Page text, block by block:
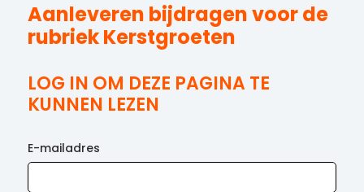
Aanleveren bijdragen voor de
rubriek Kerstgroeten
LOG IN OM DEZE PAGINA TE
KUNNEN LEZEN
E-mailadres